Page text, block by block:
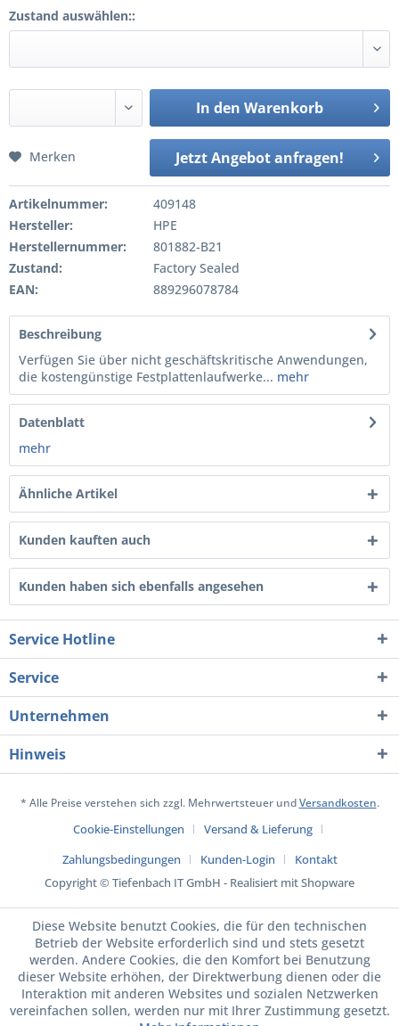
Zustand auswählen::
In den Warenkorb
Jetzt Angebot anfragen!
Merken
Artikelnummer:
409148
Hersteller:
HPE
Herstellernummer:
801882-B21
Zustand:
Factory Sealed
EAN:
889296078784
Beschreibung
Verfügen Sie über nicht geschäftskritische Anwendungen,
die kostengünstige Festplattenlaufwerke... mehr
Datenblatt
mehr
Ähnliche Artikel
Kunden kauften auch
Kunden haben sich ebenfalls angesehen
Service Hotline
Service
Unternehmen
Hinweis
* Alle Preise verstehen sich zzgl. Mehrwertsteuer undVersandkosten.
Cookie-Einstellungen
Versand & Lieferung
Zahlungsbedingungen
Kunden-Login
Kontakt
Copyright © Tiefenbach IT GmbH - Realisiert mit Shopware
Diese Website benutzt Cookies, die für den technischen
Betrieb der Website erforderlich sind und stets gesetzt
werden. Andere Cookies, die den Komfort bei Benutzung
dieser Website erhöhen, der Direktwerbung dienen oder die
Interaktion mit anderen Websites und sozialen Netzwerken
vereinfachen sollen, werden nur mit Ihrer Zustimmung gesetzt.